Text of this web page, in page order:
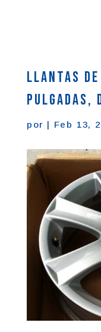
Llantas de
pulgadas,
por | Feb 13,